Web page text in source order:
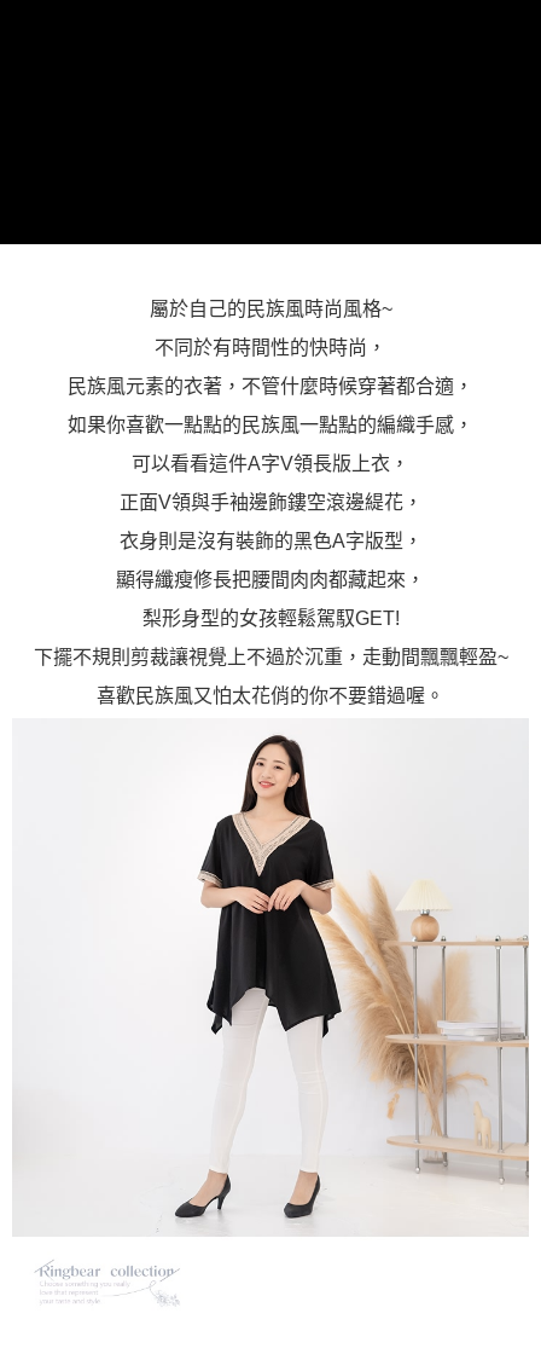
屬於自己的民族風時尚風格~
不同於有時間性的快時尚，
民族風元素的衣著，不管什麼時候穿著都合適，
如果你喜歡一點點的民族風一點點的編織手感，
可以看看這件A字V領長版上衣，
正面V領與手袖邊飾鏤空滾邊緹花，
衣身則是沒有裝飾的黑色A字版型，
顯得纖瘦修長把腰間肉肉都藏起來，
梨形身型的女孩輕鬆駕馭GET!
下擺不規則剪裁讓視覺上不過於沉重，走動間飄飄輕盈~
喜歡民族風又怕太花俏的你不要錯過喔。